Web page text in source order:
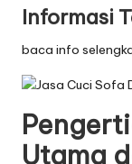
Informasi
baca info
Utama